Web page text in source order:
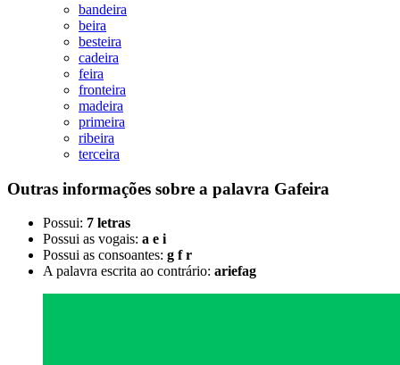
bandeira
beira
besteira
cadeira
feira
fronteira
madeira
primeira
ribeira
terceira
Outras informações sobre a palavra Gafeira
Possui: 7 letras
Possui as vogais: a e i
Possui as consoantes: g f r
A palavra escrita ao contrário: ariefag